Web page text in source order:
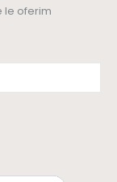
le oferim